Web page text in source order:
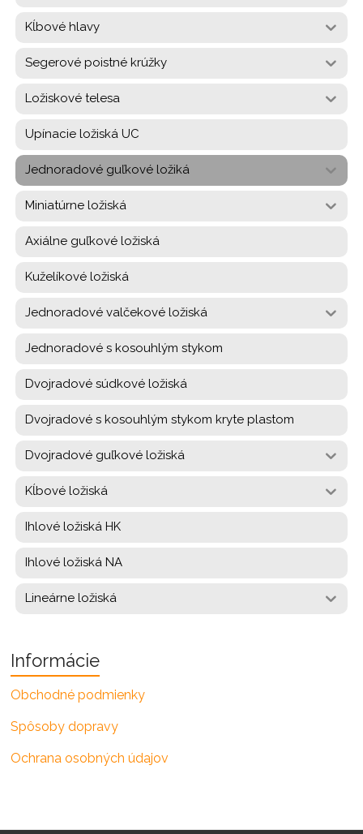
Kĺbové hlavy
Segerové poistné krúžky
Ložiskové telesa
Upínacie ložiská UC
Jednoradové guľkové ložiká
Miniatúrne ložiská
Axiálne guľkové ložiská
Kuželíkové ložiská
Jednoradové valčekové ložiská
Jednoradové s kosouhlým stykom
Dvojradové súdkové ložiská
Dvojradové s kosouhlým stykom kryte plastom
Dvojradové guľkové ložiská
Kĺbové ložiská
Ihlové ložiská HK
Ihlové ložiská NA
Lineárne ložiská
Informácie
Obchodné podmienky
Spôsoby dopravy
Ochrana osobných údajov